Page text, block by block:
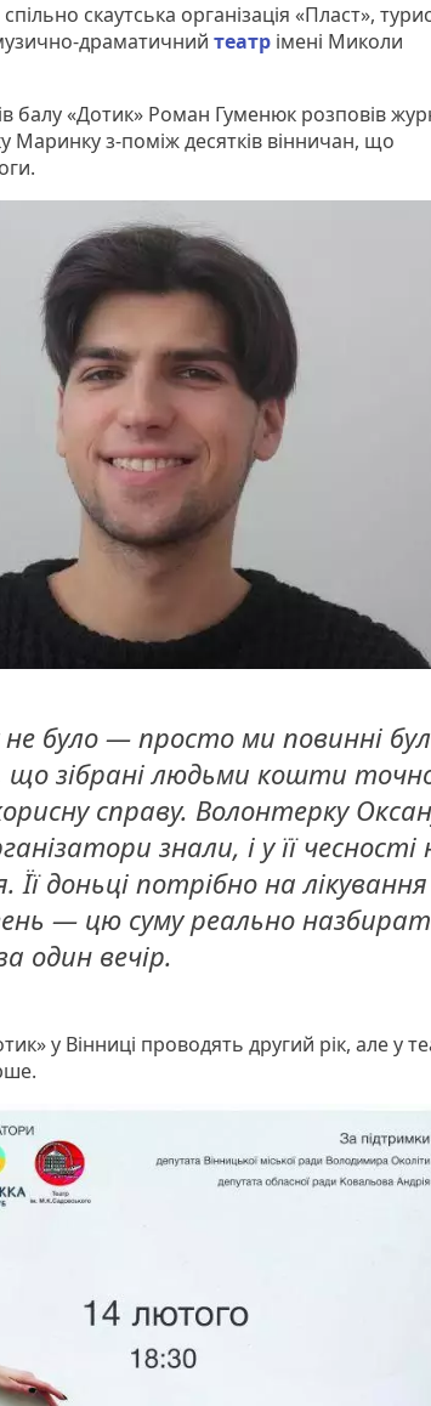
скаутська організація «Пласт»,
драматичний театр імені Миколи
балу «Дотик» Роман Гуменюк розповів
Маринку з-поміж десятків вінничан, що
було — просто ми повинні
що зібрані людьми кошти
справу. Волонтерку
знали, і у її чесності
Її доньці потрібно на
— цю суму реально
один вечір.
у Вінниці проводять другий рік, але у